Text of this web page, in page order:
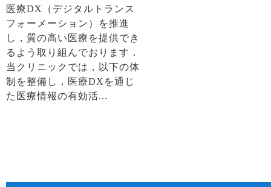
医療DX（デジタルトランス
フォーメーション）を推進
し，質の高い医療を提供でき
るよう取り組んでおります．
当クリニックでは，以下の体
制を整備し，医療DXを通じ
た医療情報の有効活...